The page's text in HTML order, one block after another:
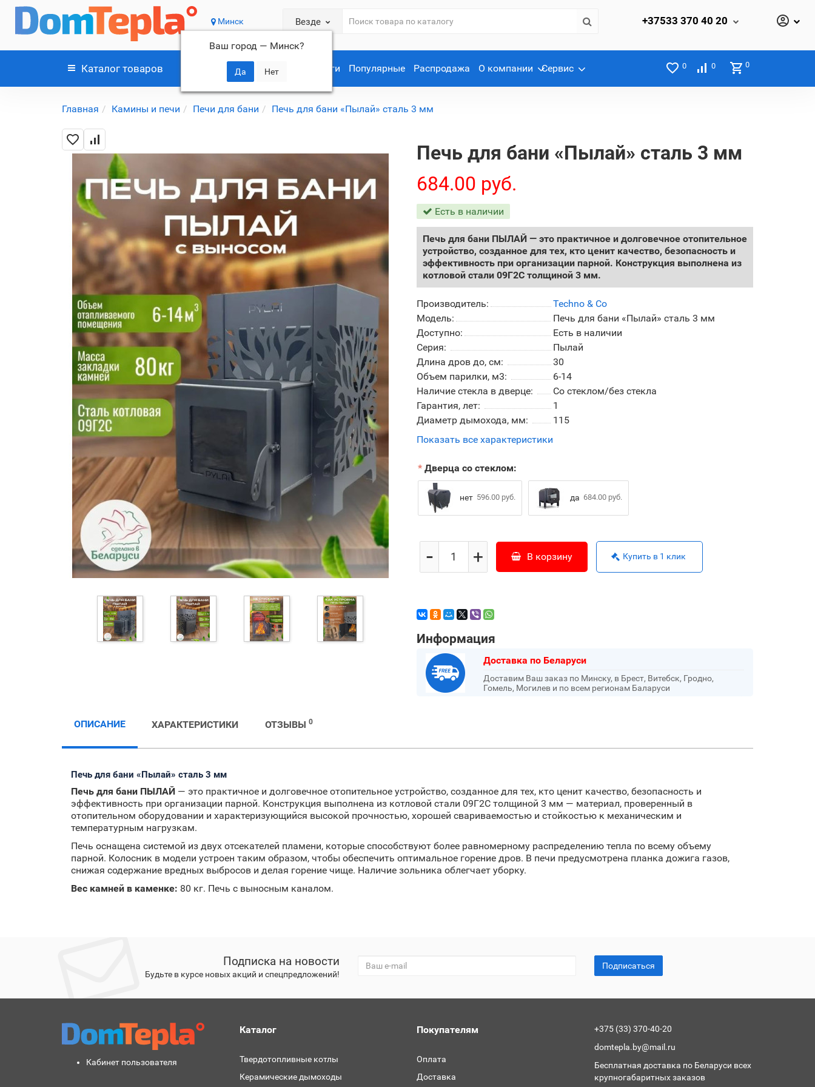
Минск
Ваш город — Минск?
Везде +37533 370 40 20
Каталог товаров Услуги Популярные Распродажа О компании Сервис 0 0 0
Главная Камины и печи Печи для бани Печь для бани «Пылай» сталь 3 мм
Печь для бани «Пылай» сталь 3 мм
684.00 руб.
Есть в наличии
Печь для бани ПЫЛАЙ — это практичное и долговечное отопительное
устройство, созданное для тех, кто ценит качество, безопасность и
эффективность при организации парной. Конструкция выполнена из
котловой стали 09Г2С толщиной 3 мм.
Производитель:
Techno & Co
Модель:
Печь для бани «Пылай» сталь 3 мм
Доступно:
Есть в наличии
Серия:
Пылай
Длина дров до, см:
30
Объем парилки, м3:
6-14
Наличие стекла в дверце:
Со стеклом/без стекла
Гарантия, лет:
1
Диаметр дымохода, мм:
115
Показать все характеристики
Дверца со стеклом:
нет 596.00 руб. да 684.00 руб.
+
- В корзину Купить в 1 клик
Информация
Доставка по Беларуси
Доставим Ваш заказ по Минску, в Брест, Витебск, Гродно,
Гомель, Могилев и по всем регионам Баларуси
ОПИСАНИЕ ХАРАКТЕРИСТИКИ ОТЗЫВЫ 0
Печь для бани «Пылай» сталь 3 мм
Печь для бани ПЫЛАЙ — это практичное и долговечное отопительное устройство, созданное для тех, кто ценит качество, безопасность и
эффективность при организации парной. Конструкция выполнена из котловой стали 09Г2С толщиной 3 мм — материал, проверенный в
отопительном оборудовании и характеризующийся высокой прочностью, хорошей свариваемостью и стойкостью к механическим и
температурным нагрузкам.
Печь оснащена системой из двух отсекателей пламени, которые способствуют более равномерному распределению тепла по всему объему
парной. Колосник в модели устроен таким образом, чтобы обеспечить оптимальное горение дров. В печи предусмотрена планка дожига газов,
снижая содержание вредных выбросов и делая горение чище. Наличие зольника облегчает уборку.
Вес камней в каменке: 80 кг. Печь с выносным каналом.
Подписка на новости
Будьте в курсе новых акций и спецпредложений!
Подписаться
Кабинет пользователя
Каталог
Твердотопливные котлы
Керамические дымоходы
Покупателям
Оплата
Доставка
+375 (33) 370-40-20
domtepla.by@mail.ru
Бесплатная доставка по Беларуси всех
крупногабаритных заказов